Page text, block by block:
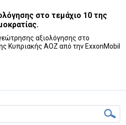
στο τεμάχιο 10 της
αξιολόγησης στο
Κυπριακής ΑΟΖ από την ExxonMobil